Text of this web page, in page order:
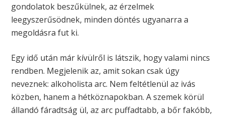
gondolatok beszűkülnek, az érzelmek
leegyszerűsödnek, minden döntés ugyanarra a
megoldásra fut ki.
Egy idő után már kívülről is látszik, hogy valami nincs
rendben. Megjelenik az, amit sokan csak úgy
neveznek: alkoholista arc. Nem feltétlenül az ivás
közben, hanem a hétköznapokban. A szemek körül
állandó fáradtság ül, az arc puffadtabb, a bőr fakóbb,